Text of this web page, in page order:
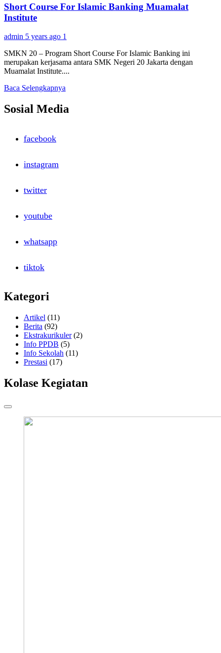
Short Course For Islamic Banking Muamalat
Institute
admin 5 years ago 1
SMKN 20 – Program Short Course For Islamic Banking ini
merupakan kerjasama antara SMK Negeri 20 Jakarta dengan
Muamalat Institute....
Baca Selengkapnya
Short
Sosial Media
facebook
instagram
twitter
youtube
whatsapp
tiktok
Kategori
Artikel (11)
Berita (92)
Ekstrakurikuler(2)
Info PPDB (5)
Info Sekolah (11)
Prestasi (17)
Kolase Kegiatan